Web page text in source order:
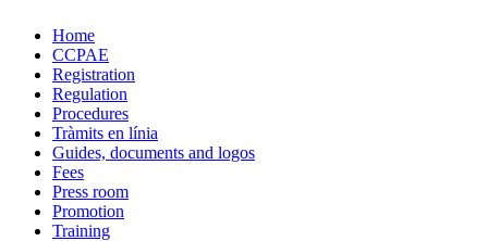
Home
CCPAE
Registration
Regulation
Procedures
Tràmits en línia
Guides, documents and logos
Fees
Press room
Promotion
Training